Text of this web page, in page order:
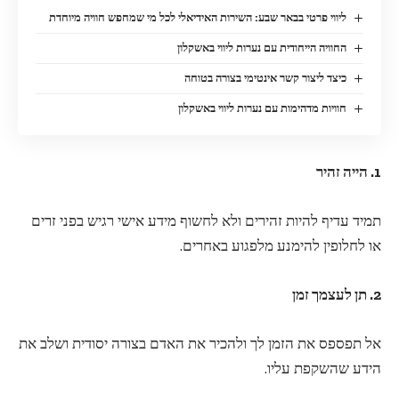
ליווי פרטי בבאר שבע: השירות האידיאלי לכל מי שמחפש חוויה מיוחדת
החוויה הייחודית עם נערות ליווי באשקלון
כיצד ליצור קשר אינטימי בצורה בטוחה
חוויות מדהימות עם נערות ליווי באשקלון
1. הייה זהיר
תמיד עדיף להיות זהירים ולא לחשוף מידע אישי רגיש בפני זרים
או לחלופין להימנע מלפגוע באחרים.
2. תן לעצמך זמן
אל תפספס את הזמן לך ולהכיר את האדם בצורה יסודית ושלב את
הידע שהשקפת עליו.